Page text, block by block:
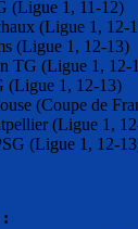
(Ligue 1, 11-12)
(Ligue 1, 12-
(Ligue 1, 12-13)
TG (Ligue 1, 12-
(Ligue 1, 12-13)
(Coupe de
(Ligue 1,
(Ligue 1, 12-
: